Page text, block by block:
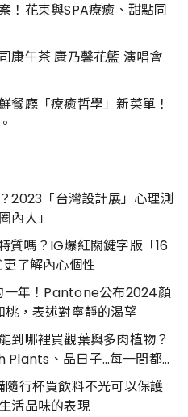
！花束與SPA療癒、甜點同
康午茶 康乃馨花籃 演唱會
餐廳「療癒哲學」新菜單！
2023「台灣設計展」心理測
內人」
質嗎？IG爆紅關鍵字版「16
了解內心個性
一年！Pantone公布2024顏
，表述對寧靜的渴望
到哪裡買觀葉與多肉植物？
Plants、品日子…每一間都好
行杯買飲料不光可以保護
活品味的表現